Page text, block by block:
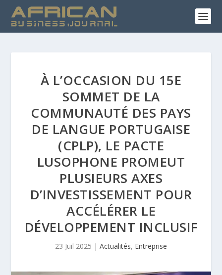
À L’OCCASION DU 15E
SOMMET DE LA
COMMUNAUTÉ DES PAYS
DE LANGUE PORTUGAISE
(CPLP), LE PACTE
LUSOPHONE PROMEUT
PLUSIEURS AXES
D’INVESTISSEMENT POUR
ACCÉLÉRER LE
DÉVELOPPEMENT INCLUSIF
23 Juil 2025 | Actualités, Entreprise